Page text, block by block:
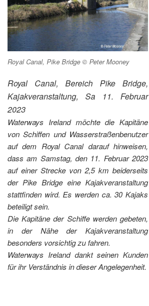
Royal Canal, Pike Bridge © Peter Mooney
Royal Canal, Bereich Pike Bridge,
Kajakveranstaltung, Sa 11. Februar
2023
Waterways Ireland möchte die Kapitäne
von Schiffen und Wasserstraßenbenutzer
auf dem Royal Canal darauf hinweisen,
dass am Samstag, den 11. Februar 2023
auf einer Strecke von 2,5 km beiderseits
der Pike Bridge eine Kajakveranstaltung
stattfinden wird. Es werden ca. 30 Kajaks
beteiligt sein.
Die Kapitäne der Schiffe werden gebeten,
in der Nähe der Kajakveranstaltung
besonders vorsichtig zu fahren.
Waterways Ireland dankt seinen Kunden
für ihr Verständnis in dieser Angelegenheit.